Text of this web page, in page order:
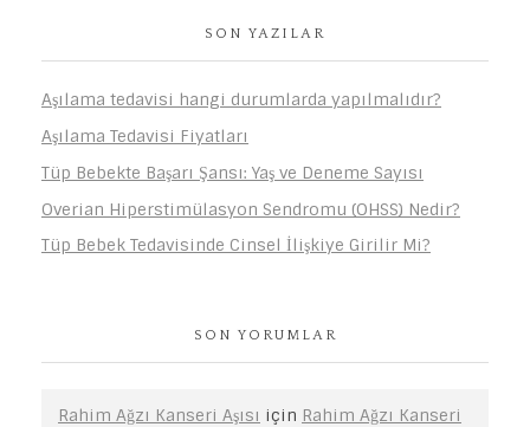
SON YAZILAR
Aşılama tedavisi hangi durumlarda yapılmalıdır?
Aşılama Tedavisi Fiyatları
Tüp Bebekte Başarı Şansı: Yaş ve Deneme Sayısı
Overian Hiperstimülasyon Sendromu (OHSS) Nedir?
Tüp Bebek Tedavisinde Cinsel İlişkiye Girilir Mi?
SON YORUMLAR
Rahim Ağzı Kanseri Aşısı için Rahim Ağzı Kanseri